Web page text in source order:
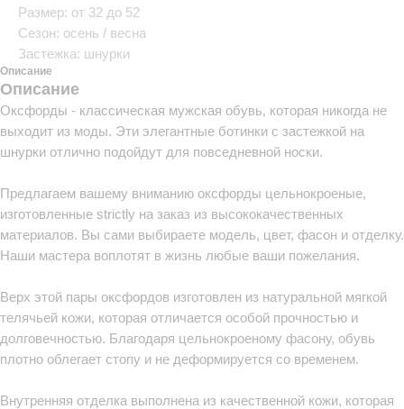
Размер: от 32 до 52
Сезон: осень / весна
Застежка: шнурки
Описание
Описание
Оксфорды - классическая мужская обувь, которая никогда не
выходит из моды. Эти элегантные ботинки с застежкой на
шнурки отлично подойдут для повседневной носки.
Предлагаем вашему вниманию оксфорды цельнокроеные,
изготовленные strictly на заказ из высококачественных
материалов. Вы сами выбираете модель, цвет, фасон и отделку.
Наши мастера воплотят в жизнь любые ваши пожелания.
Верх этой пары оксфордов изготовлен из натуральной мягкой
телячьей кожи, которая отличается особой прочностью и
долговечностью. Благодаря цельнокроеному фасону, обувь
плотно облегает стопу и не деформируется со временем.
Внутренняя отделка выполнена из качественной кожи, которая